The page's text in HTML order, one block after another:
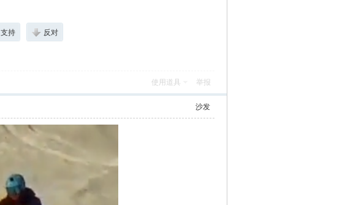
支持 反对
使用道具 举报
沙发